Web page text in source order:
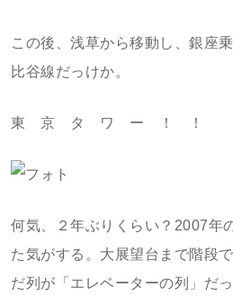
この後、浅草から移動し、銀座
比谷線だっけか。
東 京 タ ワ ー ！ ！
何気、２年ぶりくらい？2007年
た気がする。大展望台まで階段
だ列が「エレベーターの列」だ